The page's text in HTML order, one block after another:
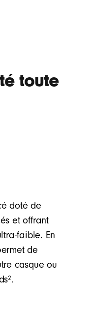
toute
doté de
et offrant
faible. En
de
casque ou
2.